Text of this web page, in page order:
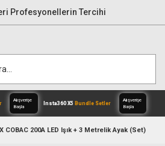
Profesyonellerin Tercihi
COBAC 200A LED Işık + 3 Metrelik Ayak (Set)